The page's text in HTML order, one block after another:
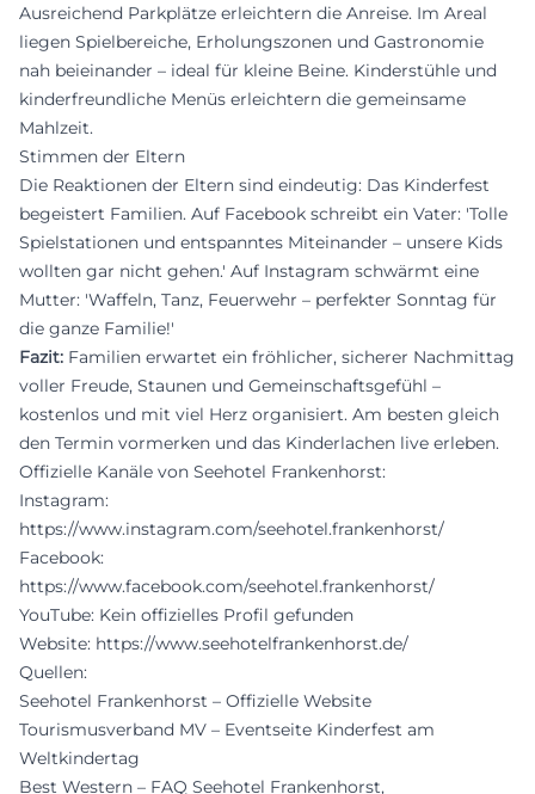
Ausreichend Parkplätze erleichtern die Anreise. Im Areal
liegen Spielbereiche, Erholungszonen und Gastronomie
nah beieinander – ideal für kleine Beine. Kinderstühle und
kinderfreundliche Menüs erleichtern die gemeinsame
Mahlzeit.
Stimmen der Eltern
Die Reaktionen der Eltern sind eindeutig: Das Kinderfest
begeistert Familien. Auf Facebook schreibt ein Vater: 'Tolle
Spielstationen und entspanntes Miteinander – unsere Kids
wollten gar nicht gehen.' Auf Instagram schwärmt eine
Mutter: 'Waffeln, Tanz, Feuerwehr – perfekter Sonntag für
die ganze Familie!'
Fazit: Familien erwartet ein fröhlicher, sicherer Nachmittag
voller Freude, Staunen und Gemeinschaftsgefühl –
kostenlos und mit viel Herz organisiert. Am besten gleich
den Termin vormerken und das Kinderlachen live erleben.
Offizielle Kanäle von Seehotel Frankenhorst:
Instagram:
https://www.instagram.com/seehotel.frankenhorst/
Facebook:
https://www.facebook.com/seehotel.frankenhorst/
YouTube: Kein offizielles Profil gefunden
Website: https://www.seehotelfrankenhorst.de/
Quellen:
Seehotel Frankenhorst – Offizielle Website
Tourismusverband MV – Eventseite Kinderfest am
Weltkindertag
Best Western – FAQ Seehotel Frankenhorst,